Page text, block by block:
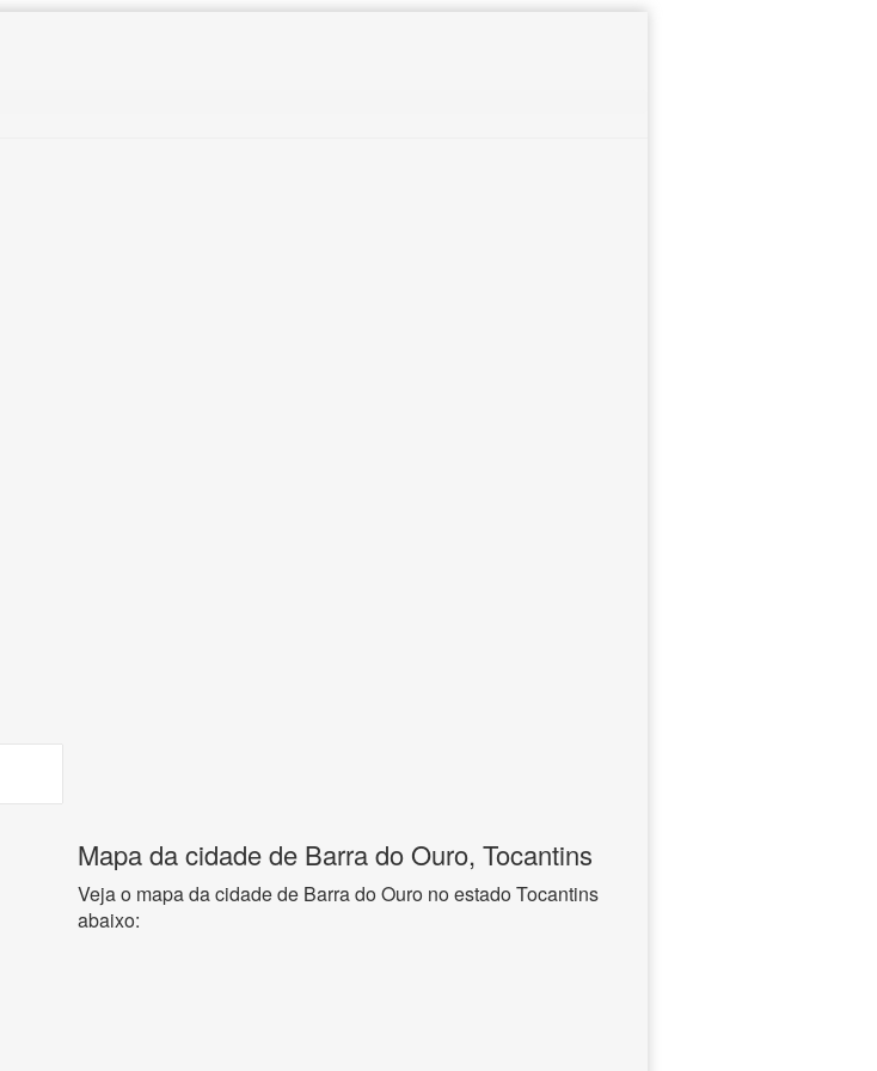
Mapa da cidade de Barra do Ouro, Tocantins
Veja o mapa da cidade de Barra do Ouro no estado Tocantins
abaixo: